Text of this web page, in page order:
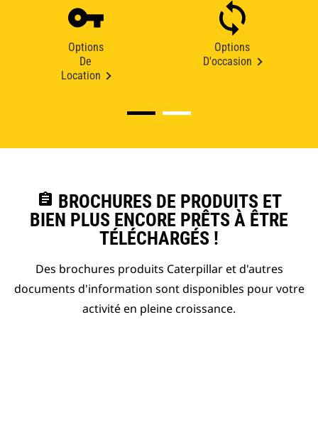
Options
De
Location
Options
D'occasion
assignment BROCHURES DE PRODUITS ET
BIEN PLUS ENCORE PRÊTS À ÊTRE
TÉLÉCHARGÉS !
Des brochures produits Caterpillar et d'autres
documents d'information sont disponibles pour votre
activité en pleine croissance.